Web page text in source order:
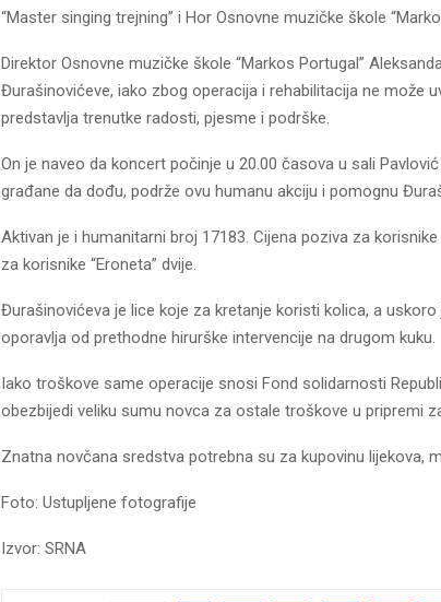
“Master singing trejning” i Hor Osnovne muzičke škole
Direktor Osnovne muzičke škole “Markos Portugal”
Đurašinovićeve, iako zbog operacija i rehabilitacija ne može
predstavlja trenutke radosti, pjesme i podrške.
On je naveo da koncert počinje u 20.00 časova u sali
građane da dođu, podrže ovu humanu akciju i pomognu
Aktivan je i humanitarni broj 17183. Cijena poziva za korisnike
za korisnike “Eroneta” dvije.
Đurašinovićeva je lice koje za kretanje koristi kolica, a
oporavlja od prethodne hirurške intervencije na drugom kuku.
Iako troškove same operacije snosi Fond solidarnosti
obezbijedi veliku sumu novca za ostale troškove u pripremi
Znatna novčana sredstva potrebna su za kupovinu lijekova,
Foto: Ustupljene fotografije
Izvor: SRNA